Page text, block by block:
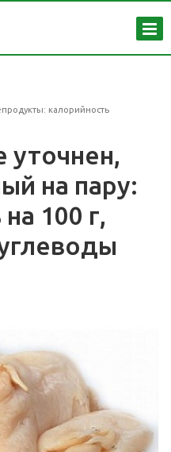
калорийность
уточнен,
на пару:
100 г,